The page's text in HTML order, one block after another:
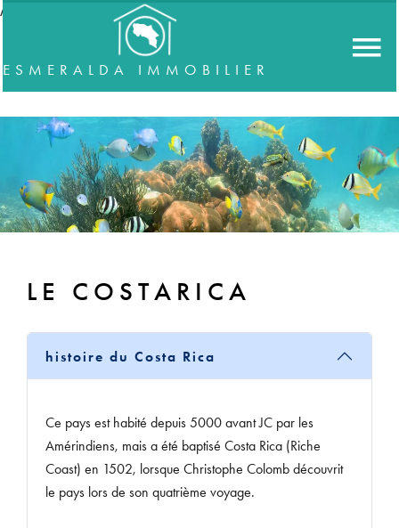
//accordeon
ESMERALDA IMMOBILIER
LE COSTARICA
histoire du Costa Rica
Ce pays est habité depuis 5000 avant JC par les
Amérindiens, mais a été baptisé Costa Rica (Riche
Coast) en 1502, lorsque Christophe Colomb découvrit
le pays lors de son quatrième voyage.